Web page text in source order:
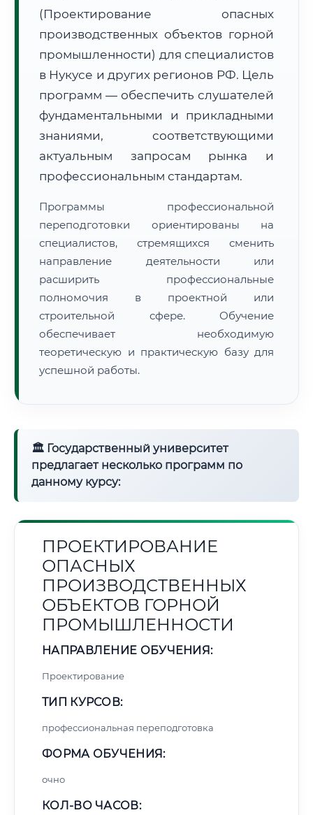
Расчет логистики оригиналов:
• Маршрут транзита:
• Экспресс-доставка СДЭК / Почтой:3–5 рабочих дней
📜 Документы и аккредитация ФИС ФРДО
(Проектирование опасных
производственных объектов горной
промышленности) для специалистов
в Нукусе и других регионов РФ. Цель
программ — обеспечить слушателей
фундаментальными и прикладными
знаниями, соответствующими
актуальным запросам рынка и
профессиональным стандартам.
Программы профессиональной
переподготовки ориентированы на
специалистов, стремящихся сменить
направление деятельности или
расширить профессиональные
полномочия в проектной или
строительной сфере. Обучение
обеспечивает необходимую
теоретическую и практическую базу для
успешной работы.
🏛 Государственный университет
предлагает несколько программ по
данному курсу:
ПРОЕКТИРОВАНИЕ
ОПАСНЫХ
ПРОИЗВОДСТВЕННЫХ
ОБЪЕКТОВ ГОРНОЙ
ПРОМЫШЛЕННОСТИ
НАПРАВЛЕНИЕ ОБУЧЕНИЯ:
Проектирование
ТИП КУРСОВ:
профессиональная переподготовка
ФОРМА ОБУЧЕНИЯ:
очно
КОЛ-ВО ЧАСОВ: